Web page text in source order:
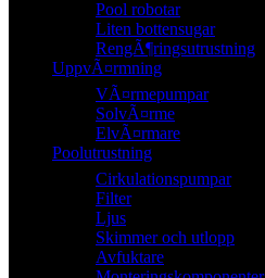
Pool robotar
Liten bottensugar
RengÃ¶ringsutrustning
UppvÃ¤rmning
VÃ¤rmepumpar
SolvÃ¤rme
ElvÃ¤rmare
Poolutrustning
Cirkulationspumpar
Filter
Ljus
Skimmer och utlopp
Avfuktare